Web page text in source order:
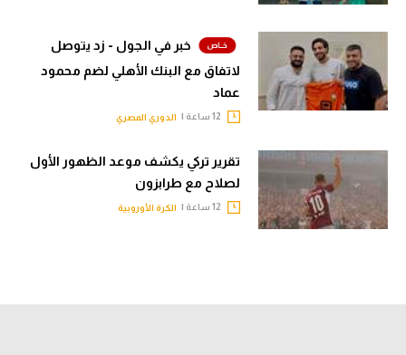
خبر في الجول - زد يتوصل
لاتفاق مع البنك الأهلي لضم محمود
عماد
الدوري المصري
تقرير تركي يكشف موعد الظهور الأول
لصلاح مع طرابزون
الكرة الأوروبية